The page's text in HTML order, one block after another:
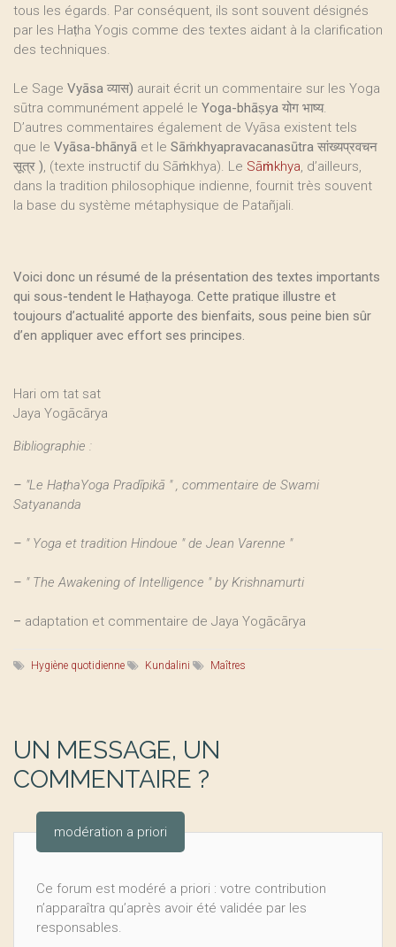
tous les égards. Par conséquent, ils sont souvent désignés
par les Haṭha Yogis comme des textes aidant à la clarification
des techniques.
Le Sage Vyāsa व्यास) aurait écrit un commentaire sur les Yoga
sūtra communément appelé le Yoga-bhāṣya योग भाष्य.
D’autres commentaires également de Vyāsa existent tels
que le Vyāsa-bhānyā et le Sāṁkhyapravacanasūtra सांख्यप्रवचन
सूत्र ), (texte instructif du Sāṁkhya). Le Sāṁkhya, d’ailleurs,
dans la tradition philosophique indienne, fournit très souvent
la base du système métaphysique de Patañjali.
Voici donc un résumé de la présentation des textes importants
qui sous-tendent le Haṭhayoga. Cette pratique illustre et
toujours d’actualité apporte des bienfaits, sous peine bien sûr
d’en appliquer avec effort ses principes.
Hari om tat sat
Jaya Yogācārya
Bibliographie :
– "Le HaṭhaYoga Pradīpikā " , commentaire de Swami
Satyananda
– " Yoga et tradition Hindoue " de Jean Varenne "
– " The Awakening of Intelligence " by Krishnamurti
– adaptation et commentaire de Jaya Yogācārya
Hygiène quotidienne Kundalini Maîtres
UN MESSAGE, UN
COMMENTAIRE ?
modération a priori
Ce forum est modéré a priori : votre contribution
n’apparaîtra qu’après avoir été validée par les
responsables.